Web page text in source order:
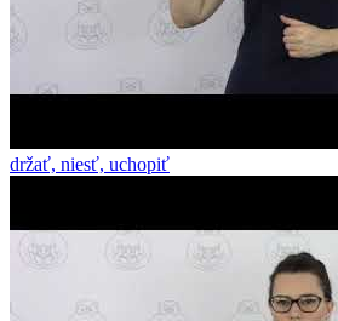
držať, niesť, uchopiť